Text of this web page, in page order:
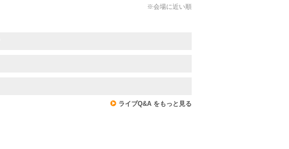
※会場に近い順
ライブQ&A をもっと見る